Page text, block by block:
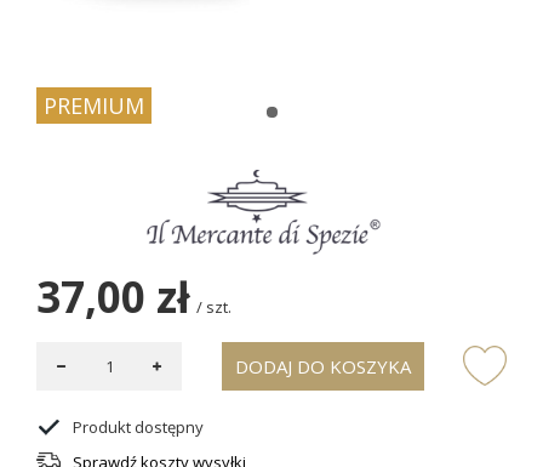
PREMIUM
37,00 zł / szt.
DODAJ DO KOSZYKA
Produkt dostępny
Sprawdź koszty wysyłki